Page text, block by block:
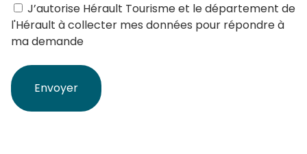
J’autorise Hérault Tourisme et le département de
l'Hérault à collecter mes données pour répondre à
ma demande